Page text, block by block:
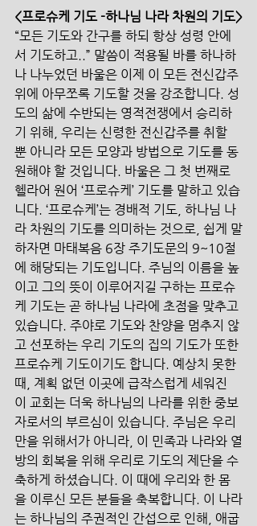
<프로슈케 기도 -하나님 나라 차원의 기도>
“모든 기도와 간구를 하되 항상 성령 안에
서 기도하고..” 말씀이 적용될 바를 하나하
나 나누었던 바울은 이제 이 모든 전신갑주
위에 아무쪼록 기도할 것을 강조합니다. 성
도의 삶에 수반되는 영적전쟁에서 승리하
기 위해, 우리는 신령한 전신갑주를 취할
뿐 아니라 모든 모양과 방법으로 기도를 동
원해야 할 것입니다. 바울은 그 첫 번째로
헬라어 원어 ‘프로슈케’ 기도를 말하고 있습
니다. ‘프로슈케’는 경배적 기도, 하나님 나
라 차원의 기도를 의미하는 것으로, 쉽게 말
하자면 마태복음 6장 주기도문의 9~10절
에 해당되는 기도입니다. 주님의 이름을 높
이고 그의 뜻이 이루어지길 구하는 프로슈
케 기도는 곧 하나님 나라에 초점을 맞추고
있습니다. 주야로 기도와 찬양을 멈추지 않
고 선포하는 우리 기도의 집의 기도가 또한
프로슈케 기도이기도 합니다. 예상치 못한
때, 계획 없던 이곳에 급작스럽게 세워진
이 교회는 더욱 하나님의 나라를 위한 중보
자로서의 부르심이 있습니다. 주님은 우리
만을 위해서가 아니라, 이 민족과 나라와 열
방의 회복을 위해 우리로 기도의 제단을 수
축하게 하셨습니다. 이 때에 우리와 한 몸
을 이루신 모든 분들을 축복합니다. 이 나라
는 하나님의 주권적인 간섭으로 인해, 애굽